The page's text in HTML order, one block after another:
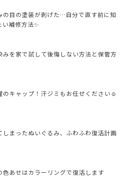
の目の塗装が剥げた…自分で直す前に知
い補修方法✨
みを家で試して後悔しない方法と保管方
のキャップ！汗ジミもお任せください☺
しまったぬいぐるみ、ふわふわ復活計画
色あせはカラーリングで復活します